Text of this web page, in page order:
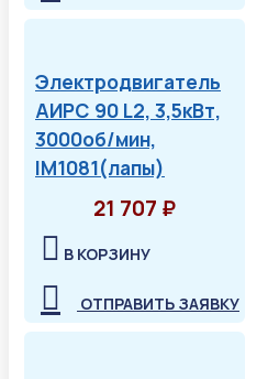
Электродвигатель
АИРС 90 L2, 3,5кВт,
3000об/мин,
IM1081(лапы)
21 707 ₽
В КОРЗИНУ
ОТПРАВИТЬ ЗАЯВКУ